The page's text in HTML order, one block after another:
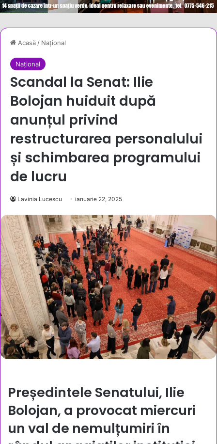
Acasă/ Național
Național
Scandal la Senat: Ilie
Bolojan huiduit după
anunțul privind
restructurarea personalului
și schimbarea programului
de lucru
Lavinia Lucescu ianuarie 22, 2025
Președintele Senatului, Ilie
Bolojan, a provocat miercuri
un val de nemulțumiri în